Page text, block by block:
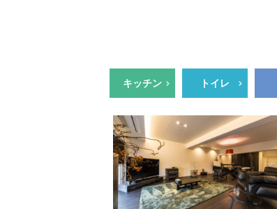
キッチン トイレ